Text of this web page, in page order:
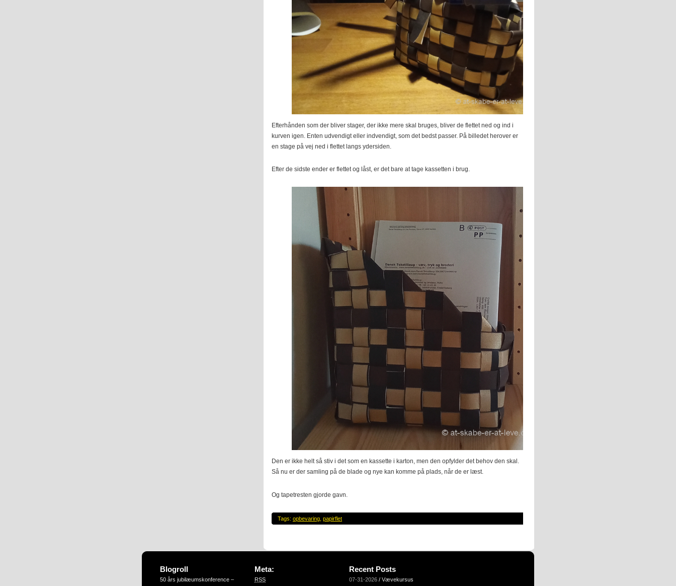
Efterhånden som der bliver stager, der ikke mere skal bruges, bliver de flettet ned og ind i
kurven igen. Enten udvendigt eller indvendigt, som det bedst passer. På billedet herover er
en stage på vej ned i flettet langs ydersiden.
Efter de sidste ender er flettet og låst, er det bare at tage kassetten i brug.
Den er ikke helt så stiv i det som en kassette i karton, men den opfylder det behov den skal.
Så nu er der samling på de blade og nye kan komme på plads, når de er læst.
Og tapetresten gjorde gavn.
Tags: opbevaring papirflet
Blogroll
50 års jubilæumskonference –
Meta:
RSS
Recent Posts
07-31-2026 / Vævekursus